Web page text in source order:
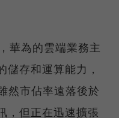
華為的雲端業務主
存和運算能力，
然市佔率遠落後於
，但正在迅速擴張